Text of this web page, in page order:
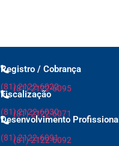
Registro / Cobrança
(81) 2122-6022
(81) 2122-6095
Fiscalização
(81) 2122-6030
(81) 2122-6071
Desenvolvimento Profissional
(81) 2122-6091
(81) 2122-6092